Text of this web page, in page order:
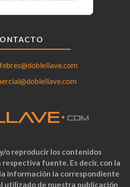
o reproducir los contenidos
fuente. Es decir, con la
información la correspondiente
utilizado de nuestra publicación